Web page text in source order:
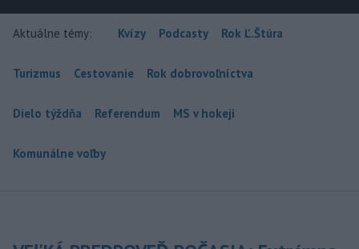
Aktuálne témy: Kvízy Podcasty Rok Ľ.Štúra
Turizmus Cestovanie Rok dobrovoľníctva
Dielo týždňa Referendum MS v hokeji
Komunálne voľby